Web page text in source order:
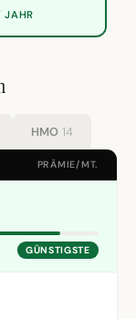
JAHR
HMO 14
PRÄMIE/MT.
GÜNSTIGSTE